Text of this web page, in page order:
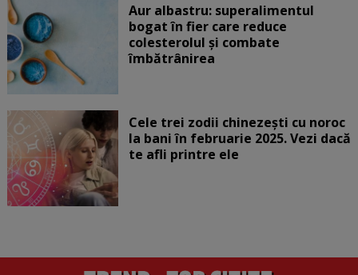
Aur albastru: superalimentul
bogat în fier care reduce
colesterolul și combate
îmbătrânirea
Cele trei zodii chinezești cu noroc
la bani în februarie 2025. Vezi dacă
te afli printre ele